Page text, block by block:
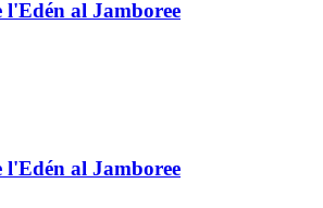
l'Edén al Jamboree
l'Edén al Jamboree